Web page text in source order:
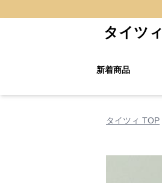
タイツィ
新着商品
タイツィ TOP